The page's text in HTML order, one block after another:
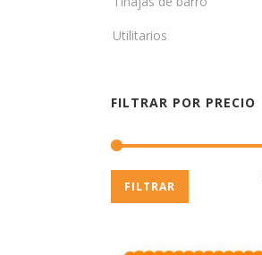
Utilitarios
FILTRAR POR PRECIO
FILTRAR